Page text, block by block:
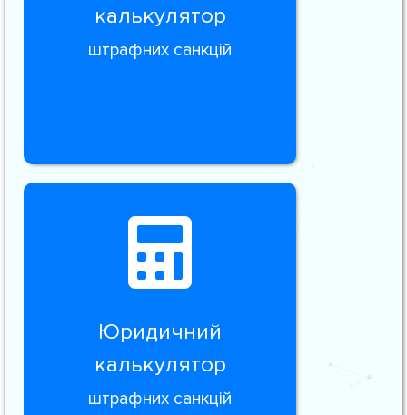
калькулятор
штрафних санкцій
Юридичний
калькулятор
штрафних санкцій